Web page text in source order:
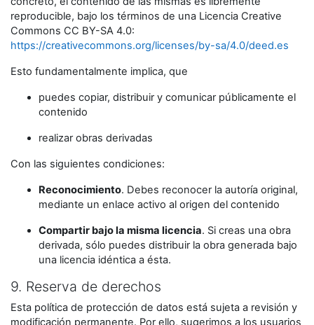
reproducible, bajo los términos de una Licencia Creative
Commons CC BY-SA 4.0:
https://creativecommons.org/licenses/by-sa/4.0/deed.es
Esto fundamentalmente implica, que
puedes copiar, distribuir y comunicar públicamente el
contenido
realizar obras derivadas
Con las siguientes condiciones:
Reconocimiento. Debes reconocer la autoría original,
mediante un enlace activo al origen del contenido
Compartir bajo la misma licencia. Si creas una obra
derivada, sólo puedes distribuir la obra generada bajo
una licencia idéntica a ésta.
9. Reserva de derechos
Esta política de protección de datos está sujeta a revisión y
modificación permanente. Por ello, sugerimos a los usuarios